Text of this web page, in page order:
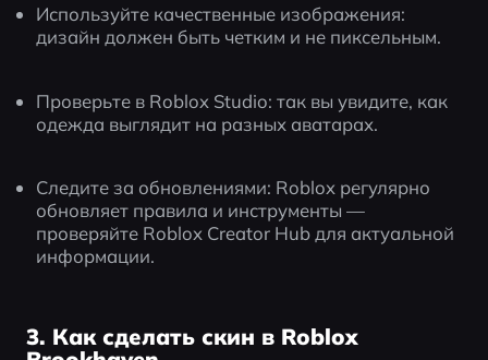
Используйте качественные изображения:
дизайн должен быть четким и не пиксельным.
Проверьте в Roblox Studio: так вы увидите, как
одежда выглядит на разных аватарах.
Следите за обновлениями: Roblox регулярно
обновляет правила и инструменты —
проверяйте Roblox Creator Hub для актуальной
информации.
3. Как сделать скин в Roblox